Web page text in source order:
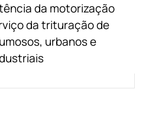
da motorização
da trituração de
urbanos e